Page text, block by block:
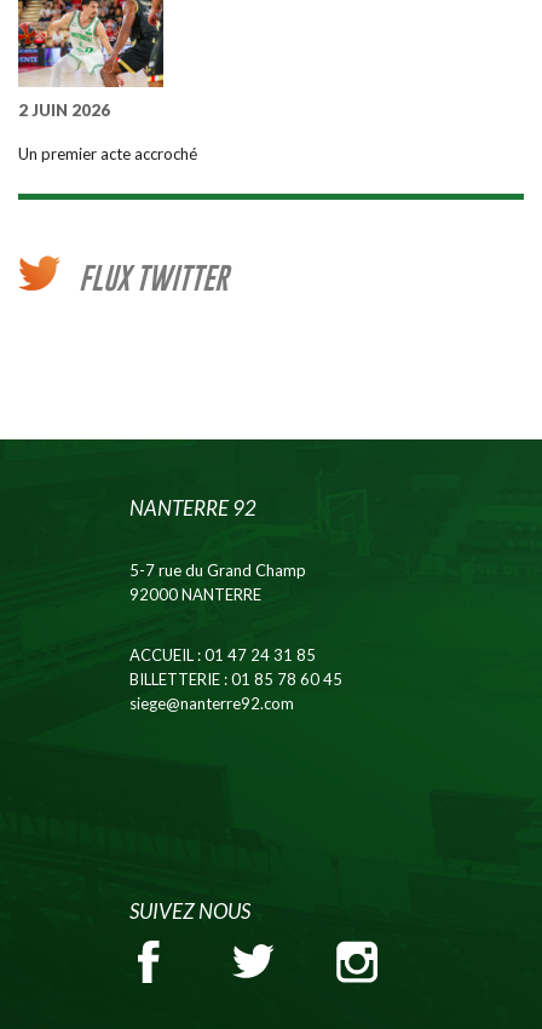
2 JUIN 2026
Un premier acte accroché
FLUX TWITTER
NANTERRE 92
5-7 rue du Grand Champ
92000 NANTERRE
ACCUEIL: 01 47 24 31 85
BILLETTERIE: 01 85 78 60 45
siege@nanterre92.com
SUIVEZ NOUS